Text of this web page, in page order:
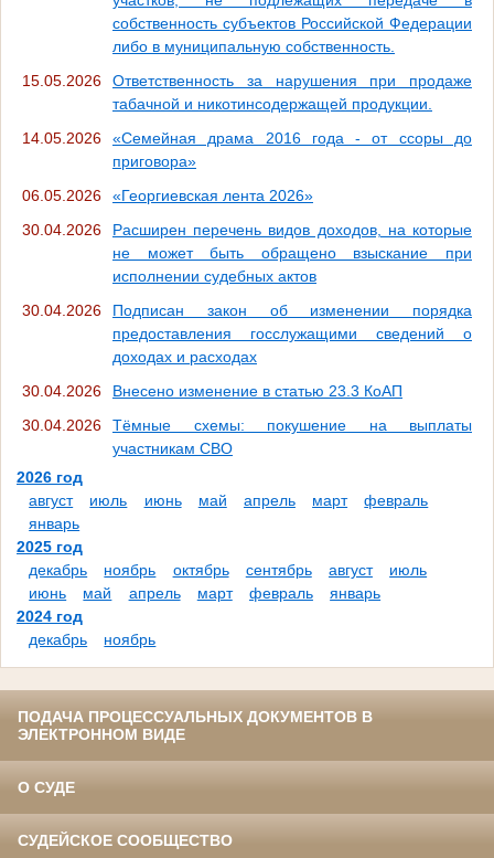
собственность субъектов Российской Федерации
либо в муниципальную собственность.
15.05.2026
Ответственность за нарушения при продаже
табачной и никотинсодержащей продукции.
14.05.2026
«Семейная драма 2016 года - от ссоры до
приговора»
06.05.2026
«Георгиевская лента 2026»
30.04.2026
Расширен перечень видов доходов, на которые
не может быть обращено взыскание при
исполнении судебных актов
30.04.2026
Подписан закон об изменении порядка
предоставления госслужащими сведений о
доходах и расходах
30.04.2026
Внесено изменение в статью 23.3 КоАП
30.04.2026
Тёмные схемы: покушение на выплаты
участникам СВО
2026 год
август
июль июнь май апрель март
февраль
январь
2025 год
декабрь
ноябрь октябрь сентябрь август
июль
июнь
май апрель март февраль
январь
2024 год
декабрь
ноябрь
ПОДАЧА ПРОЦЕССУАЛЬНЫХ ДОКУМЕНТОВ В
ЭЛЕКТРОННОМ ВИДЕ
О СУДЕ
СУДЕЙСКОЕ СООБЩЕСТВО